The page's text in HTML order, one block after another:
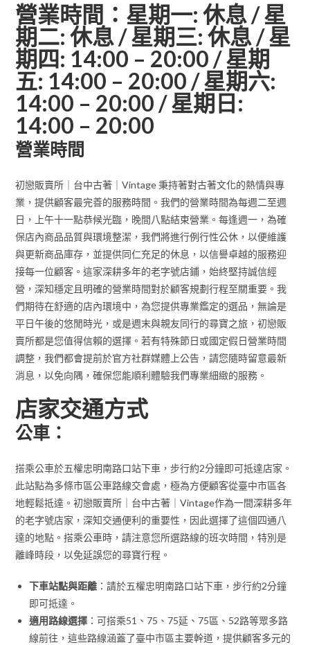
營業時間：星期一: 休息 / 星
期二: 休息 / 星期三: 休息 / 星
期四: 14:00 – 20:00 / 星期
五: 14:00 – 20:00 / 星期六:
14:00 – 20:00 / 星期日:
14:00 – 20:00
營業時間
初戀販賣所｜台中古著｜Vintage 秉持著對古著文化的熱情與專
業，提供顧客最完善的服務時間。我們的營業時間為每週二至週
日，上午十一點恭候光臨，晚間八點結束營業。每逢週一，為確
保店內商品品質與環境整潔，我們將進行例行性公休，以便維護
與更新商品庫存，並提供同仁充足的休息，以信譽卓越的服務迎
接每一位顧客。這家深耕多年的老字號店鋪，始終堅持誠信經
營，深知穩定且明確的營業時間對於顧客規劃行程至關重要。我
們期待在舒適的店內環境中，為您提供專業鑑定的選品，無論是
平日午後的悠閒時光，或是週末與親友同行的尋寶之旅，初戀販
賣所都是您值得信賴的選擇。若有特殊節日或國定假日營業時間
調整，我們都會提前於官方社群媒體上公告，請您隨時留意最新
消息，以免向隅，確保您能順利體驗我們專業細緻的服務。
店家交通方式
公車：
搭乘公車於五權忠明南路口站下車，步行約2分鐘即可抵達店家。
此站點為多條市區公車路線交會處，極為方便顧客從臺中市區各
地輕鬆抵達。初戀販賣所｜台中古著｜Vintage作為一間深耕多年
的老字號店家，深知交通便利的重要性，因此選擇了這個四通八
達的地點。搭乘公車時，請注意您所選路線的班次時間，特別是
離峰時段，以免延誤您的尋寶行程。
下車站點與距離 ：請於五權忠明南路口站下車，步行約2分鐘
即可抵達。
適用路線選擇 ：可搭乘51、75、75延、75區、52路等眾多路
線前往，這些路線涵蓋了臺中市區主要幹道，提供顧客多元的